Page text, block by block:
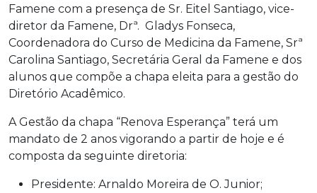
Famene com a presença de Sr. Eitel Santiago, vice-
diretor da Famene, Drª. Gladys Fonseca,
Coordenadora do Curso de Medicina da Famene, Srª
Carolina Santiago, Secretária Geral da Famene e dos
alunos que compõe a chapa eleita para a gestão do
Diretório Acadêmico.
A Gestão da chapa “Renova Esperança” terá um
mandato de 2 anos vigorando a partir de hoje e é
composta da seguinte diretoria:
Presidente: Arnaldo Moreira de O. Junior;